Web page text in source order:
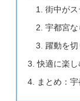
街中が
宇都宮
躍動を
快適に楽
まとめ：